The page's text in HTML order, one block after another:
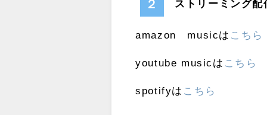
２ ストリーミング配
amazon musicは こちら
youtube musicは こちら
spotifyは こちら